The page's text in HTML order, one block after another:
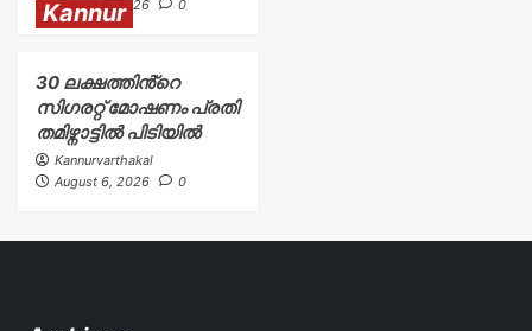
August 6, 2026
0
Kannur
30 ലക്ഷത്തിൻ്റെ
സിഗരറ്റ് മോഷണം പ്രതി
തമിഴ്നാട്ടിൽ പിടിയിൽ
Kannurvarthakal
August 6, 2026
0